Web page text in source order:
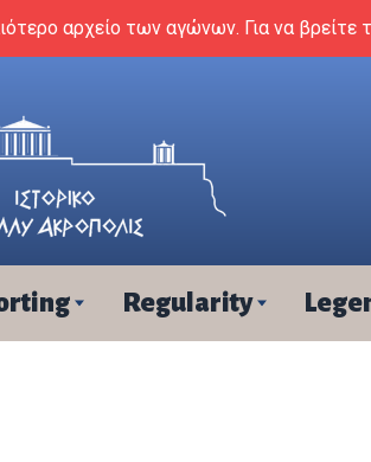
αρχείο των αγώνων. Για να βρείτε
Regularity